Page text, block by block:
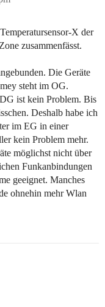
X der
zusammenfässt.
Die Geräte
steht im OG.
ist kein Problem. Bis
Deshalb habe ich
im EG in einer
kein Problem mehr.
möglichst nicht über
Funkanbindungen
geeignet. Manches
ohnehin mehr Wlan